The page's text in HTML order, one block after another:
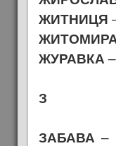
ЖИТНИЦЯ
ЖУРАВКА
З
ЗАБАВА –